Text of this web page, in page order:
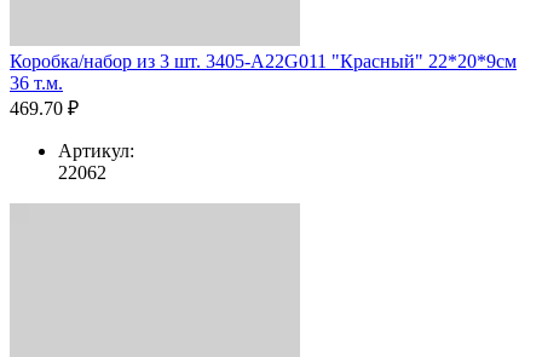
Коробка/набор из 3 шт. 3405-A22G011 "Красный" 22*20*9см
36 т.м.
469.70 ₽
Артикул:
22062